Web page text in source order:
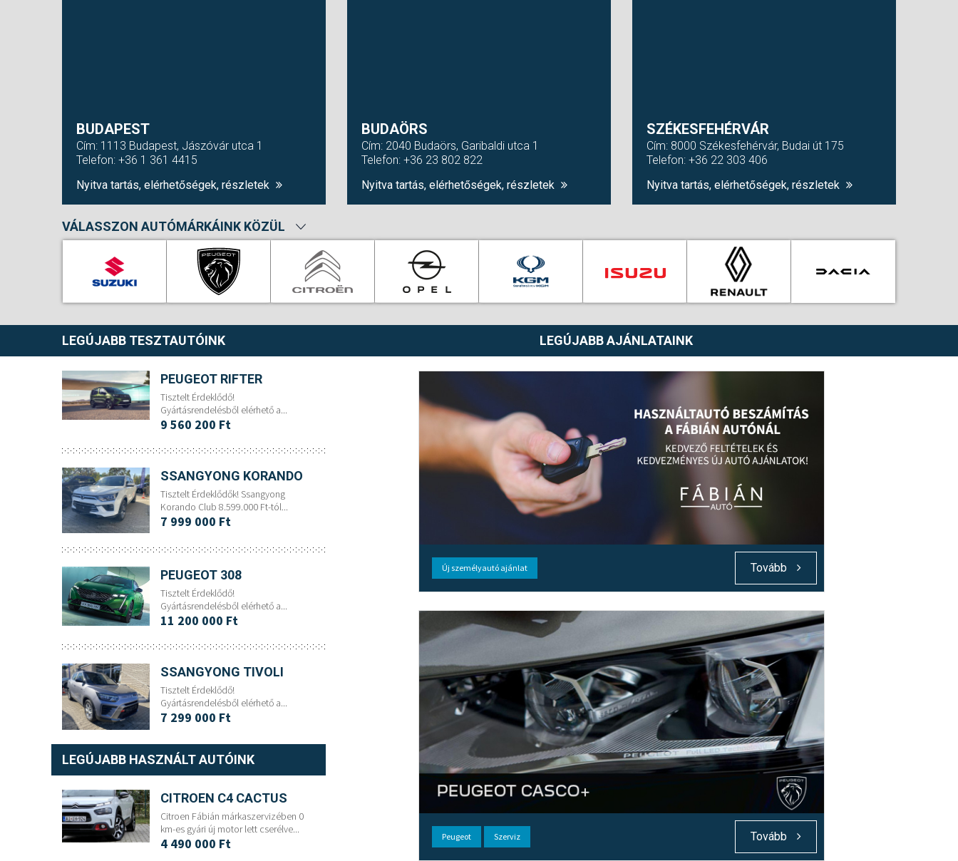
VÁLASSZON AUTÓMÁRKÁINK KÖZÜL
BUDAPEST
Cím: 1113 Budapest, Jászóvár utca 1
Telefon: +36 1 361 4415
Nyitva tartás, elérhetőségek, részletek
BUDAÖRS
Cím: 2040 Budaörs, Garibaldi utca 1
Telefon: +36 23 802 822
Nyitva tartás, elérhetőségek, részletek
SZÉKESFEHÉRVÁR
Cím: 8000 Székesfehérvár, Budai út 175
Telefon: +36 22 303 406
Nyitva tartás, elérhetőségek, részletek
LEGÚJABB TESZTAUTÓINK
PEUGEOT RIFTER
Tisztelt Érdeklődő!
Gyártásrendelésből elérhető a...
9 560 200 Ft
SSANGYONG KORANDO
Tisztelt Érdeklődők! Ssangyong
Korando Club 8.599.000 Ft-tól...
7 999 000 Ft
PEUGEOT 308
Tisztelt Érdeklődő!
Gyártásrendelésből elérhető a...
11 200 000 Ft
SSANGYONG TIVOLI
Tisztelt Érdeklődő!
Gyártásrendelésből elérhető a...
7 299 000 Ft
LEGÚJABB HASZNÁLT AUTÓINK
CITROEN C4 CACTUS
Citroen Fábián márkaszervizében 0
km-es gyári új motor lett cserélve...
4 490 000 Ft
LEGÚJABB AJÁNLATAINK
Új személyautó ajánlat Tovább
Peugeot Szerviz Tovább